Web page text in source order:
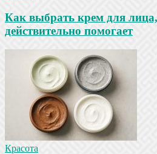
Как выбрать крем для
действительно помогает
Красота